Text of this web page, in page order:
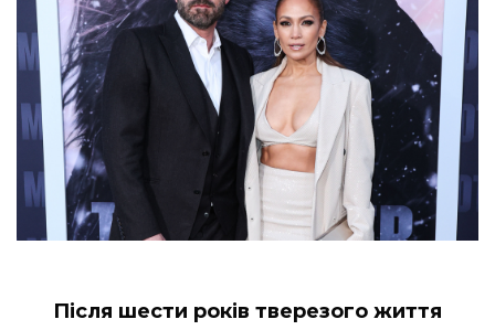
Після шести років тверезого життя